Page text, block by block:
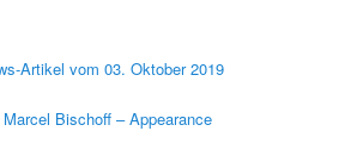
Artikel vom 03. Oktober 2019
Bischoff – Appearance